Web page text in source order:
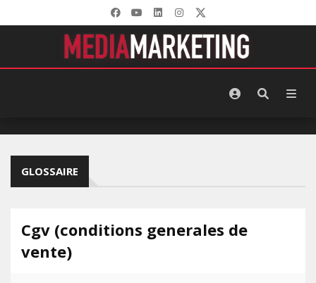
GLOSSAIRE
Cgv (conditions generales de
vente)